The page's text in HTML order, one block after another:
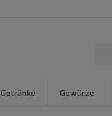
Getränke Gewürze